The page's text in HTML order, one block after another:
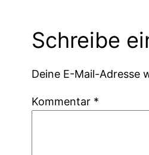
Schreibe
Deine E-Mail-
Kommentar *